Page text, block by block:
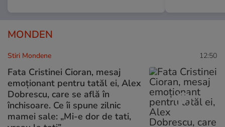
MONDEN
Stiri Mondene 12:50
Fata Cristinei Cioran, mesaj
emoționant pentru tatăl ei, Alex
Dobrescu, care se află în
închisoare. Ce îi spune zilnic
mamei sale: „Mi-e dor de tati,